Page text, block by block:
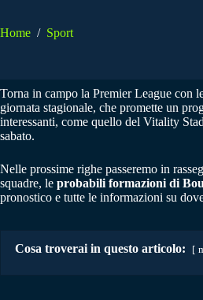
Home / Sport
Torna in campo la Premier League con
giornata stagionale, che promette un
interessanti, come quello del Vitality
sabato.
Nelle prossime righe passeremo in
squadre, le probabili formazioni di
pronostico e tutte le informazioni su
Cosa troverai in questo articolo: